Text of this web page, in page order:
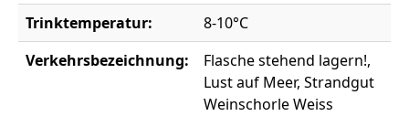
Trinktemperatur:
8-10°C
Verkehrsbezeichnung:
Flasche stehend lagern!,
Lust auf Meer, Strandgut
Weinschorle Weiss